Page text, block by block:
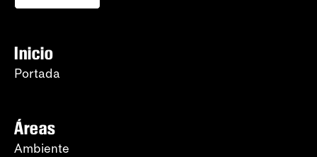
Inicio
Portada
Áreas
Ambiente